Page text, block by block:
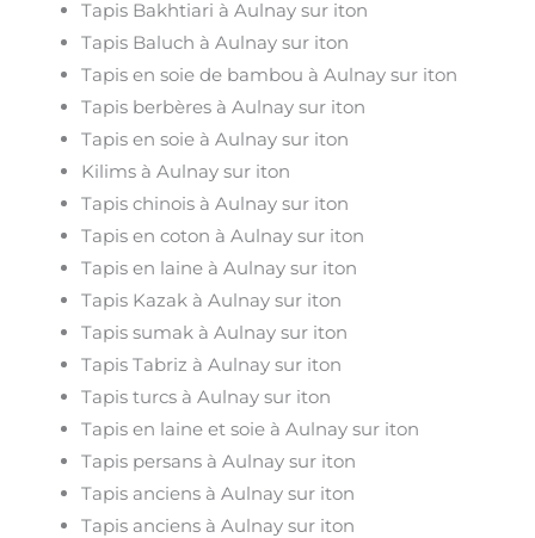
Tapis Bakhtiari à Aulnay sur iton
Tapis Baluch à Aulnay sur iton
Tapis en soie de bambou à Aulnay sur iton
Tapis berbères à Aulnay sur iton
Tapis en soie à Aulnay sur iton
Kilims à Aulnay sur iton
Tapis chinois à Aulnay sur iton
Tapis en coton à Aulnay sur iton
Tapis en laine à Aulnay sur iton
Tapis Kazak à Aulnay sur iton
Tapis sumak à Aulnay sur iton
Tapis Tabriz à Aulnay sur iton
Tapis turcs à Aulnay sur iton
Tapis en laine et soie à Aulnay sur iton
Tapis persans à Aulnay sur iton
Tapis anciens à Aulnay sur iton
Tapis anciens à Aulnay sur iton